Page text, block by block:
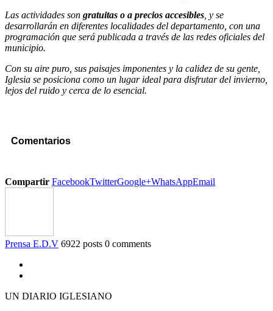
Las actividades son gratuitas o a precios accesibles , y se
desarrollarán en diferentes localidades del departamento, con una
programación que será publicada a través de las redes oficiales del
municipio.
Con su aire puro, sus paisajes imponentes y la calidez de su gente,
Iglesia se posiciona como un lugar ideal para disfrutar del invierno,
lejos del ruido y cerca de lo esencial.
Comentarios
Compartir FacebookTwitterGoogle+WhatsAppEmail
Prensa E.D.V 6922 posts 0 comments
UN DIARIO IGLESIANO